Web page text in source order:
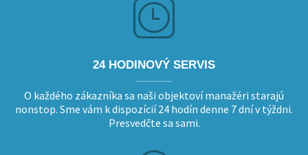
24 HODINOVÝ SERVIS
O každého zákazníka sa naši objektoví manažéri starajú
nonstop. Sme vám k dispozícií 24 hodín denne 7 dní v týždni.
Presvedčte sa sami.